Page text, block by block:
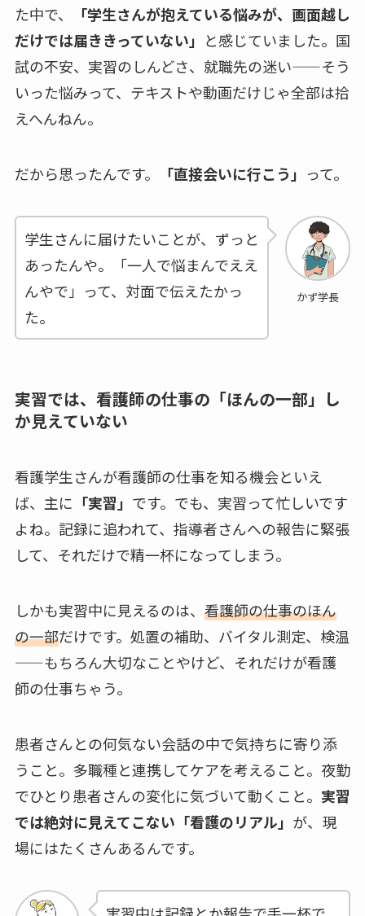
た中で、
「学生さんが抱えている悩みが、画面越し
だけでは届ききっていない」 と感じていました。国
試の不安、実習のしんどさ、就職先の迷い——そう
いった悩みって、テキストや動画だけじゃ全部は拾
えへんねん。
だから思ったんです。 「直接会いに行こう」 って。
かず学長
学生さんに届けたいことが、ずっと
あったんや。「一人で悩まんでええ
んやで」って、対面で伝えたかっ
た。
実習では、看護師の仕事の「ほんの一部」し
か見えていない
看護学生さんが看護師の仕事を知る機会といえ
ば、主に 「実習」 です。でも、実習って忙しいです
よね。記録に追われて、指導者さんへの報告に緊張
して、それだけで精一杯になってしまう。
しかも実習中に見えるのは、 看護師の仕事のほん
の一部だけです。処置の補助、バイタル測定、検温
——もちろん大切なことやけど、それだけが看護
師の仕事ちゃう。
患者さんとの何気ない会話の中で気持ちに寄り添
うこと。多職種と連携してケアを考えること。夜勤
でひとり患者さんの変化に気づいて動くこと。 実習
では絶対に見えてこない「看護のリアル」 が、現
場にはたくさんあるんです。